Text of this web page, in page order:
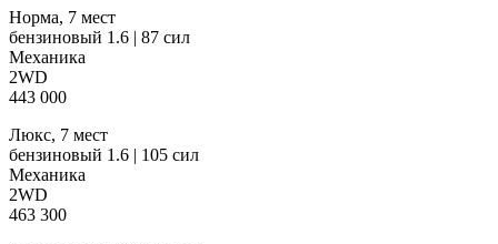
Норма, 7 мест
бензиновый 1.6 | 87 сил
Механика
2WD
443 000
Люкс, 7 мест
бензиновый 1.6 | 105 сил
Механика
2WD
463 300